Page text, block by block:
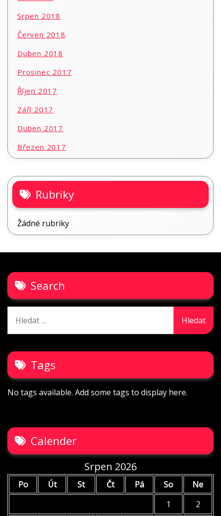
Srpen 2018
Červen 2018
Duben 2018
Prosinec 2017
Říjen 2017
Září 2017
Duben 2017
Březen 2017
Rubriky
Žádné rubriky
Search
Tags
No tags available. Add some tags to display here.
Calender
Srpen 2026
Po Út St Čt Pá So
Ne
1
2